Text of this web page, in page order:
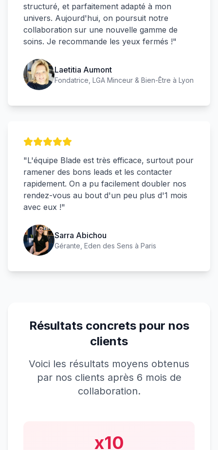
structuré, et parfaitement adapté à mon
univers. Aujourd'hui, on poursuit notre
collaboration sur une nouvelle gamme de
soins. Je recommande les yeux fermés !"
Laetitia Aumont
Fondatrice, LGA Minceur & Bien-Être à Lyon
"L'équipe Blade est très efficace, surtout pour
ramener des bons leads et les contacter
rapidement. On a pu facilement doubler nos
rendez-vous au bout d'un peu plus d'1 mois
avec eux !"
Sarra Abichou
Gérante, Eden des Sens à Paris
Résultats concrets pour nos
clients
Voici les résultats moyens obtenus
par nos clients après 6 mois de
collaboration.
x10